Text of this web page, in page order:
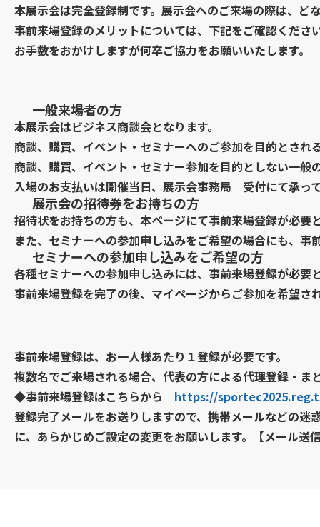
本展示会は完全登録制です。展示会へのご来場の際は、ど
事前来場登録のメリットについては、下記をご確認くださ
お手数をおかけしますが何卒ご協力をお願いいたします。
一般来場者の方
本展示会はビジネス商談会となります。
商談、購買、イベント・セミナーへのご参加を目的とさ
商談、購買、イベント・セミナー参加を目的としない一
入場のお支払いは開催当日、展示会事務局 受付にて承っ
展示会の招待券をお持ちの方
招待状をお持ちの方も、本ページにて事前来場登録が必要
また、セミナーへの参加申し込みをご希望の場合にも、事
セミナーへの参加申し込みをご希望の方
各種セミナーへの参加申し込みには、事前来場登録が必要
事前来場登録を完了の後、マイページからご参加を希望
事前来場登録は、お一人様あたり１登録が必要です。
複数名でご来場される場合、代表の方による代理登録・
◆事前来場登録はこちらから https://
登録完了メールをお送りしますので、携帯メールなどの
に、あらかじめご設定の変更をお願いします。【メール